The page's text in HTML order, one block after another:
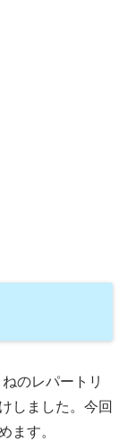
のレパートリ
しました。今回
ます。